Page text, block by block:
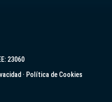
23060
· Política de Cookies